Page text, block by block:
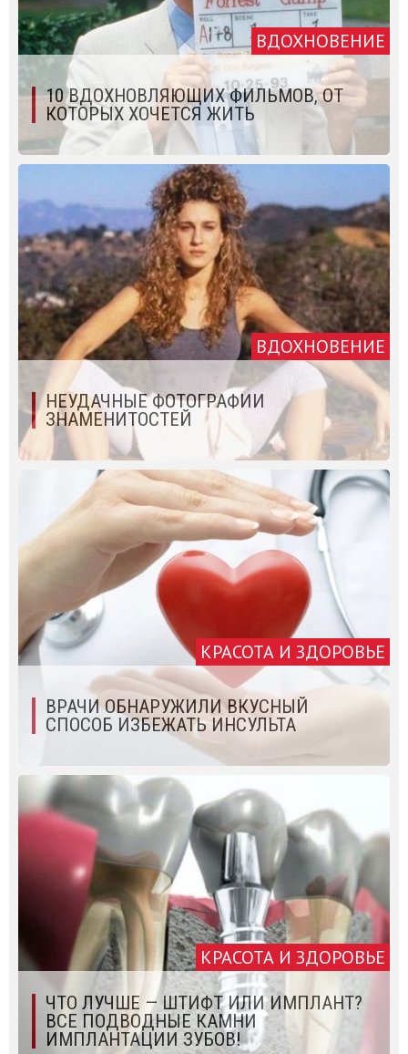
ВДОХНОВЕНИЕ
10 ВДОХНОВЛЯЮЩИХ ФИЛЬМОВ, ОТ
КОТОРЫХ ХОЧЕТСЯ ЖИТЬ
ВДОХНОВЕНИЕ
НЕУДАЧНЫЕ ФОТОГРАФИИ
ЗНАМЕНИТОСТЕЙ
КРАСОТА И ЗДОРОВЬЕ
ВРАЧИ ОБНАРУЖИЛИ ВКУСНЫЙ
СПОСОБ ИЗБЕЖАТЬ ИНСУЛЬТА
КРАСОТА И ЗДОРОВЬЕ
ЧТО ЛУЧШЕ — ШТИФТ ИЛИ ИМПЛАНТ?
ВСЕ ПОДВОДНЫЕ КАМНИ
ИМПЛАНТАЦИИ ЗУБОВ!